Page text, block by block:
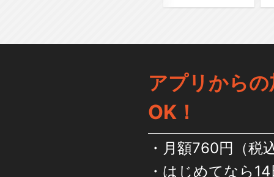
アプリから
OK！
月額760円（税
はじめてなら14